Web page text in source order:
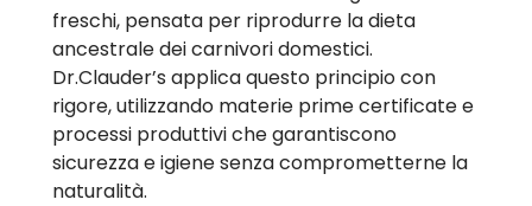
freschi, pensata per riprodurre la dieta
ancestrale dei carnivori domestici.
Dr.Clauder’s applica questo principio con
rigore, utilizzando materie prime certificate e
processi produttivi che garantiscono
sicurezza e igiene senza comprometterne la
naturalità.